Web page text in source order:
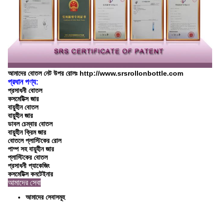
আমাদের বোতল নেট উপর রোলঃ http://www.srsrollonbottle.com
প্রধান পণ্য:
প্রসাধনী বোতল
কসমেটিক্স জার
বায়ুহীন বোতল
বায়ুহীন জার
ডাবল চেম্বার বোতল
বায়ুহীন ক্রিম জার
বোতলে প্লাস্টিকের রোল
পাম্প সহ বায়ুহীন জার
প্লাস্টিকের বোতল
প্রসাধনী প্যাকেজিং
কসমেটিক্স কনটেইনার
আমাদের সেবা
আমাদের সেবাসমূহ